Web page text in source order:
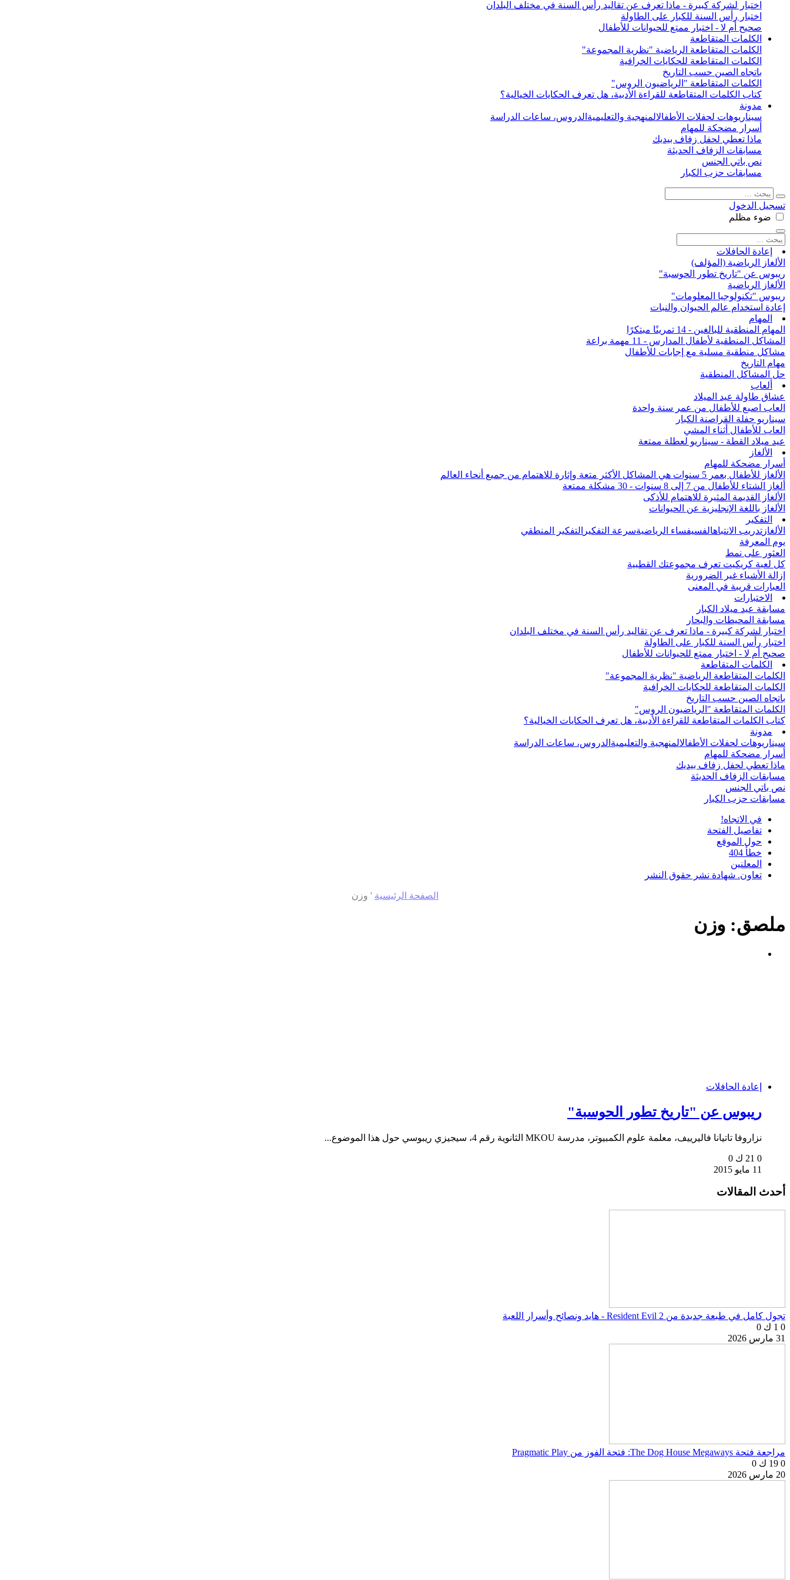
اختبار لشركة كبيرة - ماذا تعرف عن تقاليد رأس السنة في مختلف البلدان
اختبار رأس السنة للكبار على الطاولة
صحيح أم لا - اختبار ممتع للحيوانات للأطفال
الكلمات المتقاطعة
الكلمات المتقاطعة الرياضية "نظرية المجموعة"
الكلمات المتقاطعة للحكايات الخرافية
باتجاه الصين حسب التاريخ
الكلمات المتقاطعة "الرياضيون الروس"
كتاب الكلمات المتقاطعة للقراءة الأدبية، هل تعرف الحكايات الخيالية؟
مدونة
سيناريوهات لحفلات الأطفالالمنهجية والتعليمية الدروس، ساعات الدراسة
أسرار مضحكة للمهام
ماذا تعطي لحفل زفاف بيديك
مسابقات الزفاف الحديثة
نص باتي الجنس
مسابقات حزب الكبار
تسجيل الدخول
ضوء مظلم
إعادة الحافلات
الألغاز الرياضية (المؤلف)
ريبوس عن "تاريخ تطور الحوسبة"
الألغاز الرياضية
ريبوس "تكنولوجيا المعلومات"
إعادة استخدام عالم الحيوان والنبات
المهام
المهام المنطقية للبالغين - 14 تمرينًا مبتكرًا
المشاكل المنطقية لأطفال المدارس - 11 مهمة براعة
مشاكل منطقية مسلية مع إجابات للأطفال
مهام التاريخ
حل المشاكل المنطقية
ألعاب
عشاق طاولة عيد الميلاد
العاب اصبع للأطفال من عمر سنة واحدة
سيناريو حفلة القراصنة الكبار
العاب للأطفال أثناء المشي
عيد ميلاد القطة - سيناريو لعطلة ممتعة
الألغاز
أسرار مضحكة للمهام
الألغاز للأطفال بعمر 5 سنوات هي المشاكل الأكثر متعة وإثارة للاهتمام من جميع أنحاء العالم
ألغاز الشتاء للأطفال من 7 إلى 8 سنوات - 30 مشكلة ممتعة
الألغاز القديمة المثيرة للاهتمام للأذكى
الألغاز باللغة الإنجليزية عن الحيوانات
التفكير
الألغاز تدريب الانتباهالفسيفساء الرياضيةسرعة التفكير التفكير المنطقي
يوم المعرفة
العثور على نمط
كل لعبة كريكيت تعرف مجموعتك القطبية
إزالة الأشياء غير الضرورية
العبارات قريبة في المعنى
الاختبارات
مسابقة عيد ميلاد الكبار
مسابقة المحيطات والبحار
اختبار لشركة كبيرة - ماذا تعرف عن تقاليد رأس السنة في مختلف البلدان
اختبار رأس السنة للكبار على الطاولة
صحيح أم لا - اختبار ممتع للحيوانات للأطفال
الكلمات المتقاطعة
الكلمات المتقاطعة الرياضية "نظرية المجموعة"
الكلمات المتقاطعة للحكايات الخرافية
باتجاه الصين حسب التاريخ
الكلمات المتقاطعة "الرياضيون الروس"
كتاب الكلمات المتقاطعة للقراءة الأدبية، هل تعرف الحكايات الخيالية؟
مدونة
سيناريوهات لحفلات الأطفالالمنهجية والتعليمية الدروس، ساعات الدراسة
أسرار مضحكة للمهام
ماذا تعطي لحفل زفاف بيديك
مسابقات الزفاف الحديثة
نص باتي الجنس
مسابقات حزب الكبار
في الاتجاه!
تفاصيل الفتحة
حول الموقع
خطأ 404
المعلنين
تعاون. شهادة نشر حقوق النشر
الصفحة الرئيسية ' وزن
ملصق: وزن
إعادة الحافلات
ريبوس عن "تاريخ تطور الحوسبة"
نزاروفا تاتيانا فاليرييف، معلمة علوم الكمبيوتر، مدرسة MKOU الثانوية رقم 4، سيجيزي ريبوسي حول هذا الموضوع...
0 21 ك
0
11 مايو 2015
أحدث المقالات
تجول كامل في طبعة جديدة من Resident Evil 2 - هايد ونصائح وأسرار اللعبة
0 1 ك
0
31 مارس 2026
مراجعة فتحة The Dog House Megaways: فتحة الفوز من Pragmatic Play
0 19 ك
0
20 مارس 2026